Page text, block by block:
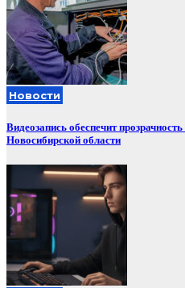
Новости
Видеозапись обеспечит
Новосибирской области